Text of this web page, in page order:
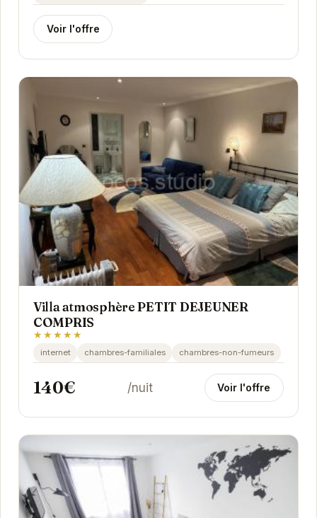
Voir l'offre
Villa atmosphère PETIT DEJEUNER
COMPRIS
★★★★★
internet chambres-familiales chambres-non-fumeurs
140€ /nuit Voir l'offre